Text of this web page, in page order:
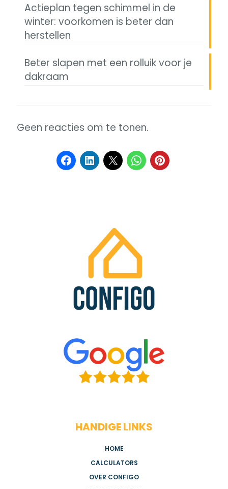
Actieplan tegen schimmel in de
winter: voorkomen is beter dan
herstellen
Beter slapen met een rolluik voor je
dakraam
Geen reacties om te tonen.
HANDIGE LINKS
HOME
CALCULATORS
OVER CONFIGO